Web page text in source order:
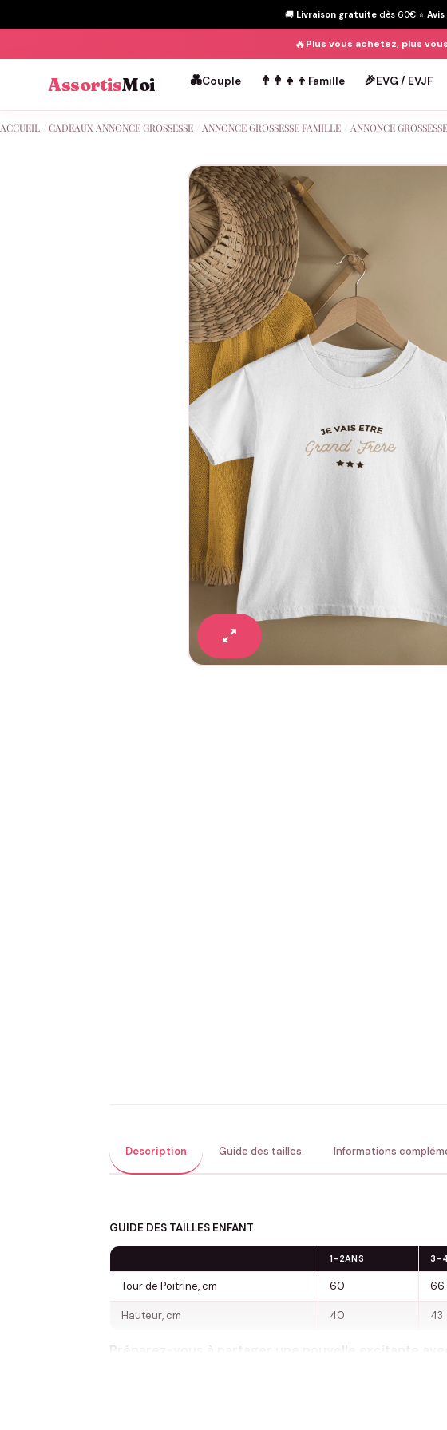
🚚 Livraison gratuite dès 60€|⭐
🔥Plus vous achetez, plus
AssortisMoi 💑Couple 👨‍👩‍👧‍👦 Famille 🎉EVG / EVJF
ACCUEIL CADEAUX ANNONCE GROSSESSE ANNONCE GROSSESSE FAMILLE ANNONCE
Description Guide des tailles Informations
GUIDE DES TAILLES ENFANT
1-2ANS 3-
Tour de Poitrine, cm 60 66
Hauteur, cm 40 43
Préparez-vous à partager une nouvelle excitante
conçus spécialement pour annoncer l’arrivée d’un